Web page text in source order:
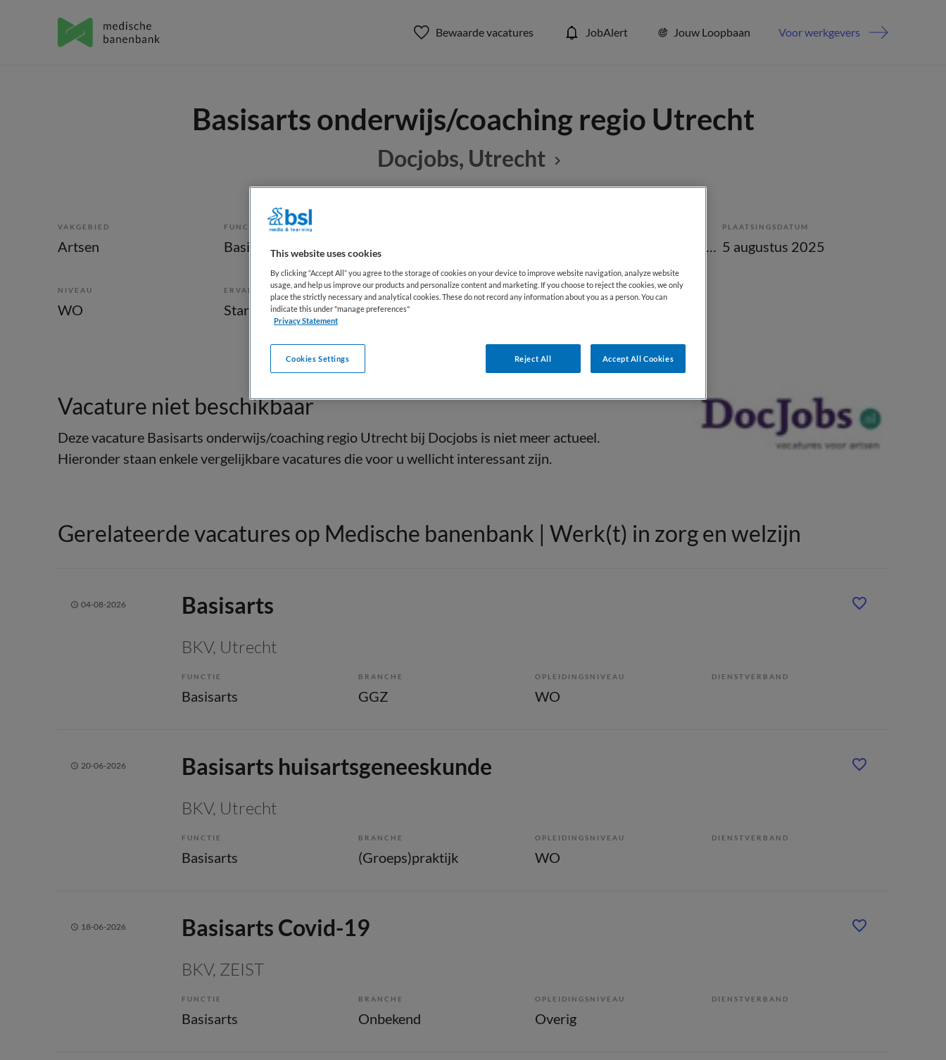
Bewaarde vacatures JobAlert Jouw Loopbaan Voor werkgevers
Basisarts onderwijs/coaching regio Utrecht
Docjobs, Utrecht
VAKGEBIED
Artsen
FUNCTIE
Basisarts Tijdelijk met uitzicht op vast
PLAATSINGSDATUM
5 augustus 2025
NIVEAU
WO
ERVARING
Starter
DIENSTVERBAND
Parttime
Vacature niet beschikbaar
Deze vacature Basisarts onderwijs/coaching regio Utrecht bij Docjobs is niet meer actueel.
Hieronder staan enkele vergelijkbare vacatures die voor u wellicht interessant zijn.
Gerelateerde vacatures op Medische banenbank | Werk(t) in zorg en welzijn
04-08-2026 Basisarts
BKV, Utrecht
FUNCTIE
Basisarts
BRANCHE
GGZ
OPLEIDINGSNIVEAU
WO
DIENSTVERBAND
20-06-2026 Basisarts huisartsgeneeskunde
BKV, Utrecht
FUNCTIE
Basisarts
BRANCHE
(Groeps)praktijk
OPLEIDINGSNIVEAU
WO
DIENSTVERBAND
18-06-2026 Basisarts Covid-19
BKV, ZEIST
FUNCTIE
Basisarts
BRANCHE
Onbekend
OPLEIDINGSNIVEAU
Overig
DIENSTVERBAND
This website uses cookies
By clicking “Accept All” you agree to the storage of cookies on your device to improve website navigation, analyze website
usage, and help us improve our products and personalize content and marketing. If you choose to reject the cookies, we only
place the strictly necessary and analytical cookies. These do not record any information about you as a person. You can
indicate this under "manage preferences"
Privacy Statement
Reject All Accept All Cookies
Cookies Settings